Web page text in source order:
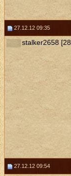
27.12.12 09:35
stalker2658
27.12.12 09:54